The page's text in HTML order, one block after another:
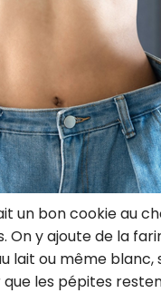
un bon cookie au
On y ajoute de la
lait ou même blanc,
les pépites